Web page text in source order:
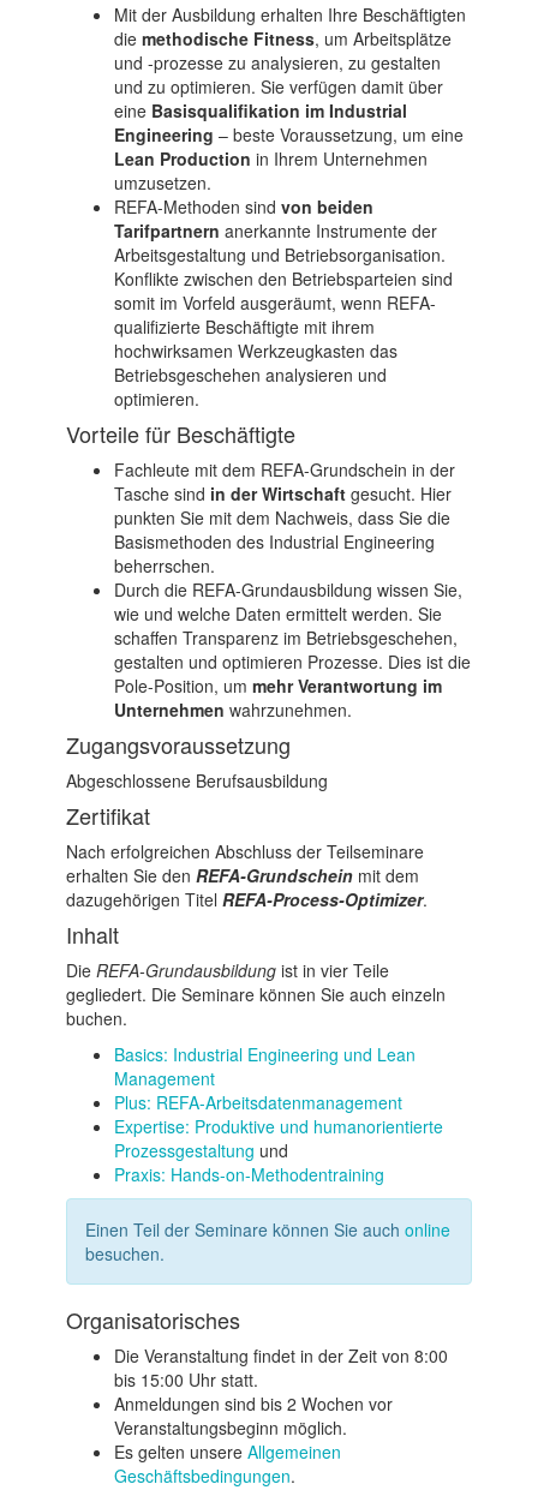
Mit der Ausbildung erhalten Ihre Beschäftigten
die methodische Fitness, um Arbeitsplätze
und -prozesse zu analysieren, zu gestalten
und zu optimieren. Sie verfügen damit über
eine Basisqualifikation im Industrial
Engineering – beste Voraussetzung, um eine
Lean Production in Ihrem Unternehmen
umzusetzen.
REFA-Methoden sind von beiden
Tarifpartnern anerkannte Instrumente der
Arbeitsgestaltung und Betriebsorganisation.
Konflikte zwischen den Betriebsparteien sind
somit im Vorfeld ausgeräumt, wenn REFA-
qualifizierte Beschäftigte mit ihrem
hochwirksamen Werkzeugkasten das
Betriebsgeschehen analysieren und
optimieren.
Vorteile für Beschäftigte
Fachleute mit dem REFA-Grundschein in der
Tasche sind in der Wirtschaft gesucht. Hier
punkten Sie mit dem Nachweis, dass Sie die
Basismethoden des Industrial Engineering
beherrschen.
Durch die REFA-Grundausbildung wissen Sie,
wie und welche Daten ermittelt werden. Sie
schaffen Transparenz im Betriebsgeschehen,
gestalten und optimieren Prozesse. Dies ist die
Pole-Position, um mehr Verantwortung im
Unternehmen wahrzunehmen.
Zugangsvoraussetzung
Abgeschlossene Berufsausbildung
Zertifikat
Nach erfolgreichen Abschluss der Teilseminare
erhalten Sie den REFA-Grundschein mit dem
dazugehörigen Titel REFA-Process-Optimizer.
Inhalt
Die REFA-Grundausbildung ist in vier Teile
gegliedert. Die Seminare können Sie auch einzeln
buchen.
Basics: Industrial Engineering und Lean
Management
Plus: REFA-Arbeitsdatenmanagement
Expertise: Produktive und humanorientierte
Prozessgestaltung und
Praxis: Hands-on-Methodentraining
Einen Teil der Seminare können Sie auch online
besuchen.
Organisatorisches
Die Veranstaltung findet in der Zeit von 8:00
bis 15:00 Uhr statt.
Anmeldungen sind bis 2 Wochen vor
Veranstaltungsbeginn möglich.
Es gelten unsere Allgemeinen
Geschäftsbedingungen.